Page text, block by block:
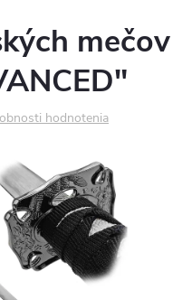
mečov
hodnotenia